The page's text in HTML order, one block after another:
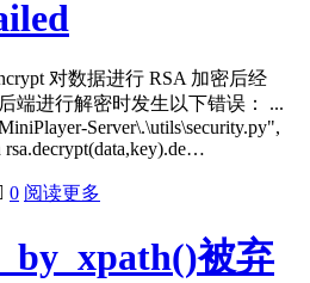
对数据进行 RSA 加密后经
端进行解密时发生以下错误： ...
Server\.\utils\security.py",
rsa.decrypt(data,key).de…
0 阅读更多
被弃